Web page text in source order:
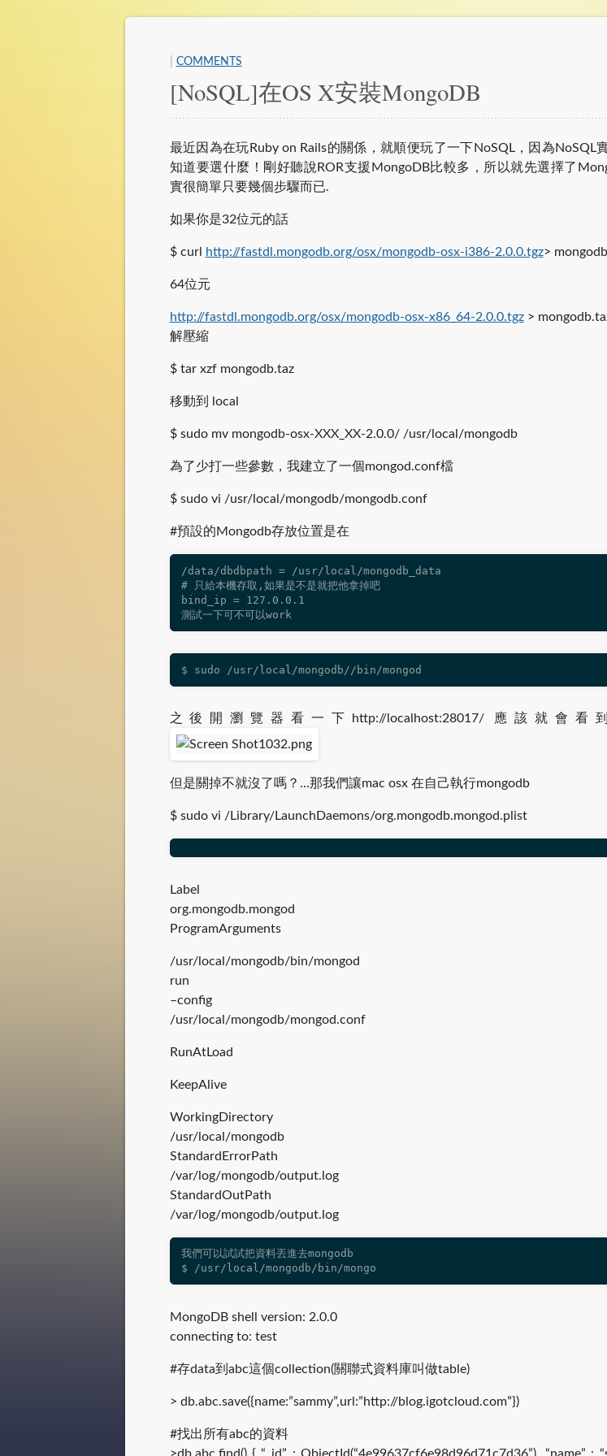
[NoSQL]在OS X安裝MongoDB
COMMENTS
最近因為在玩Ruby on Rails的關係，就順便玩了一下NoSQL，因為NoSQL
知道要選什麼！剛好聽說ROR支援MongoDB比較多，所以就先選擇了
實很簡單只要幾個步驟而已.
如果你是32位元的話
$ curl http://fastdl.mongodb.org/osx/mongodb-osx-i386-2.0.0.tgz>
64位元
http://fastdl.mongodb.org/osx/mongodb-osx-x86_64-2.0.0.tgz>
解壓縮
$ tar xzf mongodb.taz
移動到 local
$ sudo mv mongodb-osx-XXX_XX-2.0.0/ /usr/local/mongodb
為了少打一些參數，我建立了一個mongod.conf檔
$ sudo vi /usr/local/mongodb/mongodb.conf
#預設的Mongodb存放位置是在
/data/dbdbpath = /usr/local/mongodb_data
# 只給本機存取,如果是不是就把他拿掉吧
bind_ip = 127.0.0.1
測試一下可不可以work
$ sudo /usr/local/mongodb//bin/mongod
之後開瀏覽器看一下http://localhost:28017/ 應該就會看
但是關掉不就沒了嗎？…那我們讓mac osx 在自己執行mongodb
$ sudo vi /Library/LaunchDaemons/org.mongodb.mongod.plist
Label
org.mongodb.mongod
ProgramArguments
/usr/local/mongodb/bin/mongod
run
–config
/usr/local/mongodb/mongod.conf
RunAtLoad
KeepAlive
WorkingDirectory
/usr/local/mongodb
StandardErrorPath
/var/log/mongodb/output.log
StandardOutPath
/var/log/mongodb/output.log
我們可以試試把資料丟進去mongodb
$ /usr/local/mongodb/bin/mongo
MongoDB shell version: 2.0.0
connecting to: test
#存data到abc這個collection(關聯式資料庫叫做table)
> db.abc.save({name:”sammy”,url:”http://blog.igotcloud.com”})
#找出所有abc的資料
>db.abc.find() { “_id” : ObjectId(“4e99637cf6e98d96d71c7d36”), “name” :